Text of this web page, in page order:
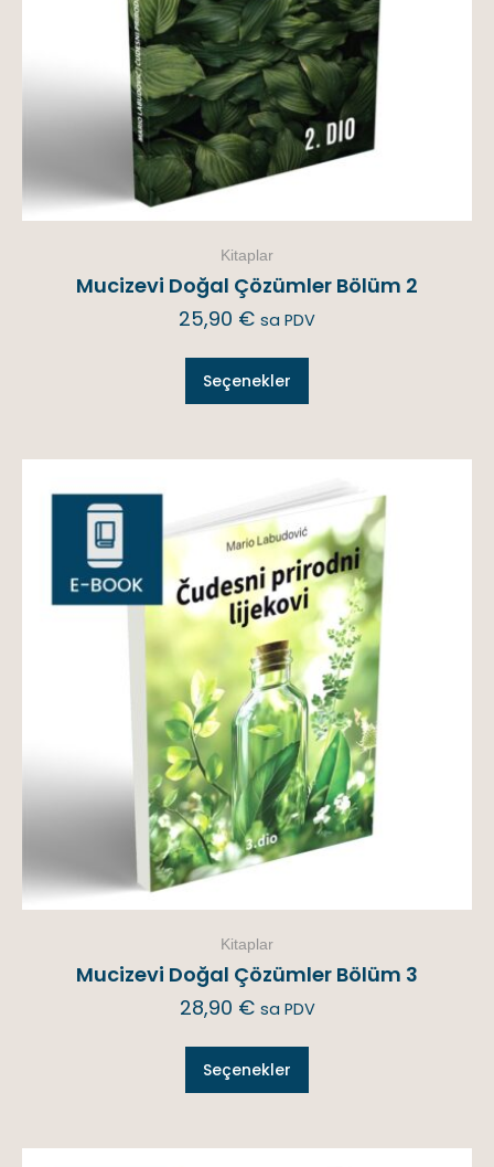
Kitaplar
Mucizevi Doğal Çözümler Bölüm 2
25,90 € sa PDV
Seçenekler
Kitaplar
Mucizevi Doğal Çözümler Bölüm 3
28,90 € sa PDV
Seçenekler